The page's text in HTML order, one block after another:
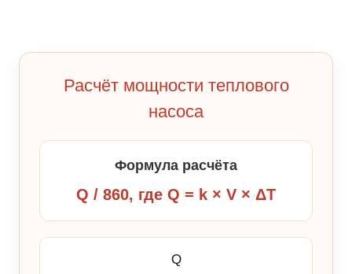
Расчёт мощности теплового
насоса
Формула расчёта
Q / 860, где Q = k × V × ΔT
Q